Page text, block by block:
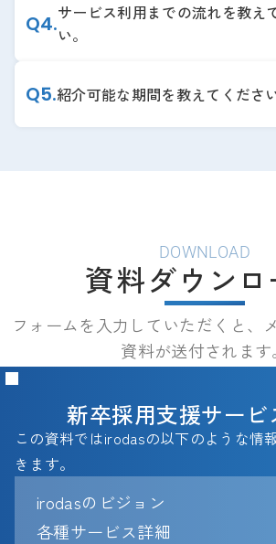
Q4.サービス利用までの流れを教え
い。
Q5.紹介可能な期間を教えてください
DOWNLOAD
資料ダウンロ
フォームを入力していただくと、
資料が送付されます。
新卒採用支援サービ
この資料ではirodasの以下のような情
きます。
irodasのビジョン
各種サービス詳細